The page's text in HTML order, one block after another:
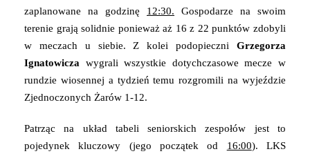
zaplanowane na godzinę 12:30. Gospodarze na swoim
terenie grają solidnie ponieważ aż 16 z 22 punktów zdobyli
w meczach u siebie. Z kolei podopieczni Grzegorza
Ignatowicza wygrali wszystkie dotychczasowe mecze w
rundzie wiosennej a tydzień temu rozgromili na wyjeździe
Zjednoczonych Żarów 1-12.
Patrząc na układ tabeli seniorskich zespołów jest to
pojedynek kluczowy (jego początek od 16:00). LKS